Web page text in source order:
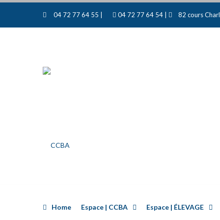
04 72 77 64 55 | 04 72 77 64 54 | 82 cours
Home Espace | CCBA Espace | ÉLEVAGE